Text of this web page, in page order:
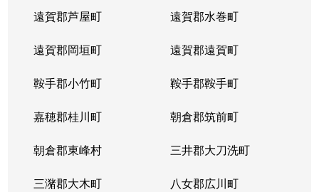
遠賀郡芦屋町 遠賀郡水巻町
遠賀郡岡垣町 遠賀郡遠賀町
鞍手郡小竹町 鞍手郡鞍手町
嘉穂郡桂川町 朝倉郡筑前町
朝倉郡東峰村 三井郡大刀洗町
三潴郡大木町 八女郡広川町